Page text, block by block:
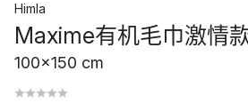
Himla
Maxime有机毛巾激情
100x150 cm